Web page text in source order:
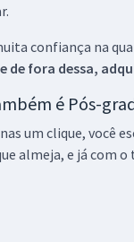
confiança na
de fora dessa,
é Pós-
um clique, você
almeja, e já com